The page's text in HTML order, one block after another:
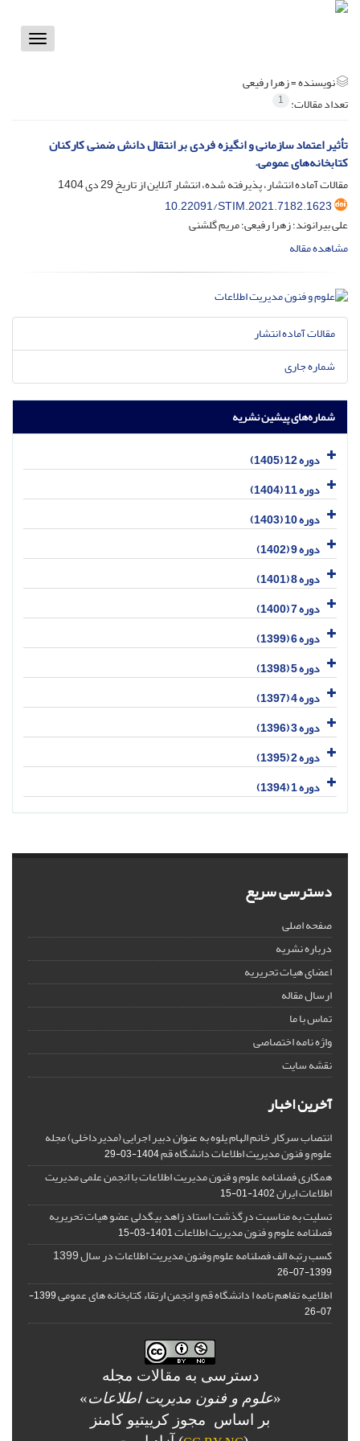
Toggle
نویسنده =زهرا رفیعی
تعداد مقالات: 1
تأثیر اعتماد سازمانی و انگیزه فردی بر انتقال دانش ضمنی کارکنان
کتابخانه‌های عمومی.
مقالات آماده انتشار، پذیرفته شده، انتشار آنلاین از تاریخ29 دی 1404
10.22091/STIM.2021.7182.1623
علی بیرانوند؛ زهرا رفیعی؛ مریم گلشنی
مشاهده مقاله
مقالات آماده انتشار
شماره جاری
شماره‌های پیشین نشریه
دوره 12 (1405)
دوره 11 (1404)
دوره 10 (1403)
دوره 9 (1402)
دوره 8 (1401)
دوره 7 (1400)
دوره 6 (1399)
دوره 5 (1398)
دوره 4 (1397)
دوره 3 (1396)
دوره 2 (1395)
دوره 1 (1394)
دسترسی سریع
صفحه اصلی
درباره نشریه
اعضای هیات تحریریه
ارسال مقاله
تماس با ما
واژه نامه اختصاصی
نقشه سایت
آخرین اخبار
انتصاب سرکار خانم الهام یلوه به عنوان دبیر اجرایی (مدیرداخلی) مجله
علوم و فنون مدیریت اطلاعات دانشگاه قم1404-03-29
همکاری فصلنامه علوم و فنون مدیریت اطلاعات با انجمن علمی مدیریت
اطلاعات ایران1402-01-15
تسلیت به مناسبت درگذشت استاد زاهد بیگدلی عضو هیات تحریریه
فصلنامه علوم و فنون مدیریت اطلاعات1401-03-15
کسب رتبه الف فصلنامه علوم وفنون مدیریت اطلاعات در سال 1399
1399-07-26
اطلاعیه تفاهم نامه ا دانشگاه قم و انجمن ارتقاء کتابخانه های عمومی
1399-
07-26
دسترسی به مقالات مجله
«علوم و فنون مدیریت اطلاعات»
بر اساس مجوز کرییتیو کامنز